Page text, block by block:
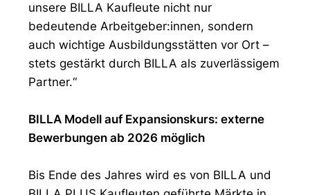
unsere BILLA Kaufleute nicht nur
bedeutende Arbeitgeber:innen, sondern
auch wichtige Ausbildungsstätten vor Ort –
stets gestärkt durch BILLA als zuverlässigem
Partner.“
BILLA Modell auf Expansionskurs: externe
Bewerbungen ab 2026 möglich
Bis Ende des Jahres wird es von BILLA und